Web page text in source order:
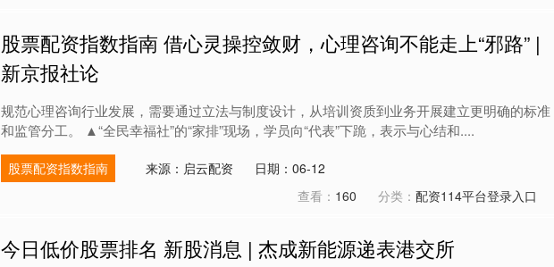
股票配资指数指南 借心灵操控敛财，心理咨询不能走上“邪路” |
新京报社论
规范心理咨询行业发展，需要通过立法与制度设计，从培训资质到业务开展建立更明确的标准
和监管分工。 ▲“全民幸福社”的“家排”现场，学员向“代表”下跪，表示与心结和....
股票配资指数指南 来源：启云配资
日期：06-12
查看： 160 分类： 配资114平台登录入口
今日低价股票排名 新股消息 | 杰成新能源递表港交所